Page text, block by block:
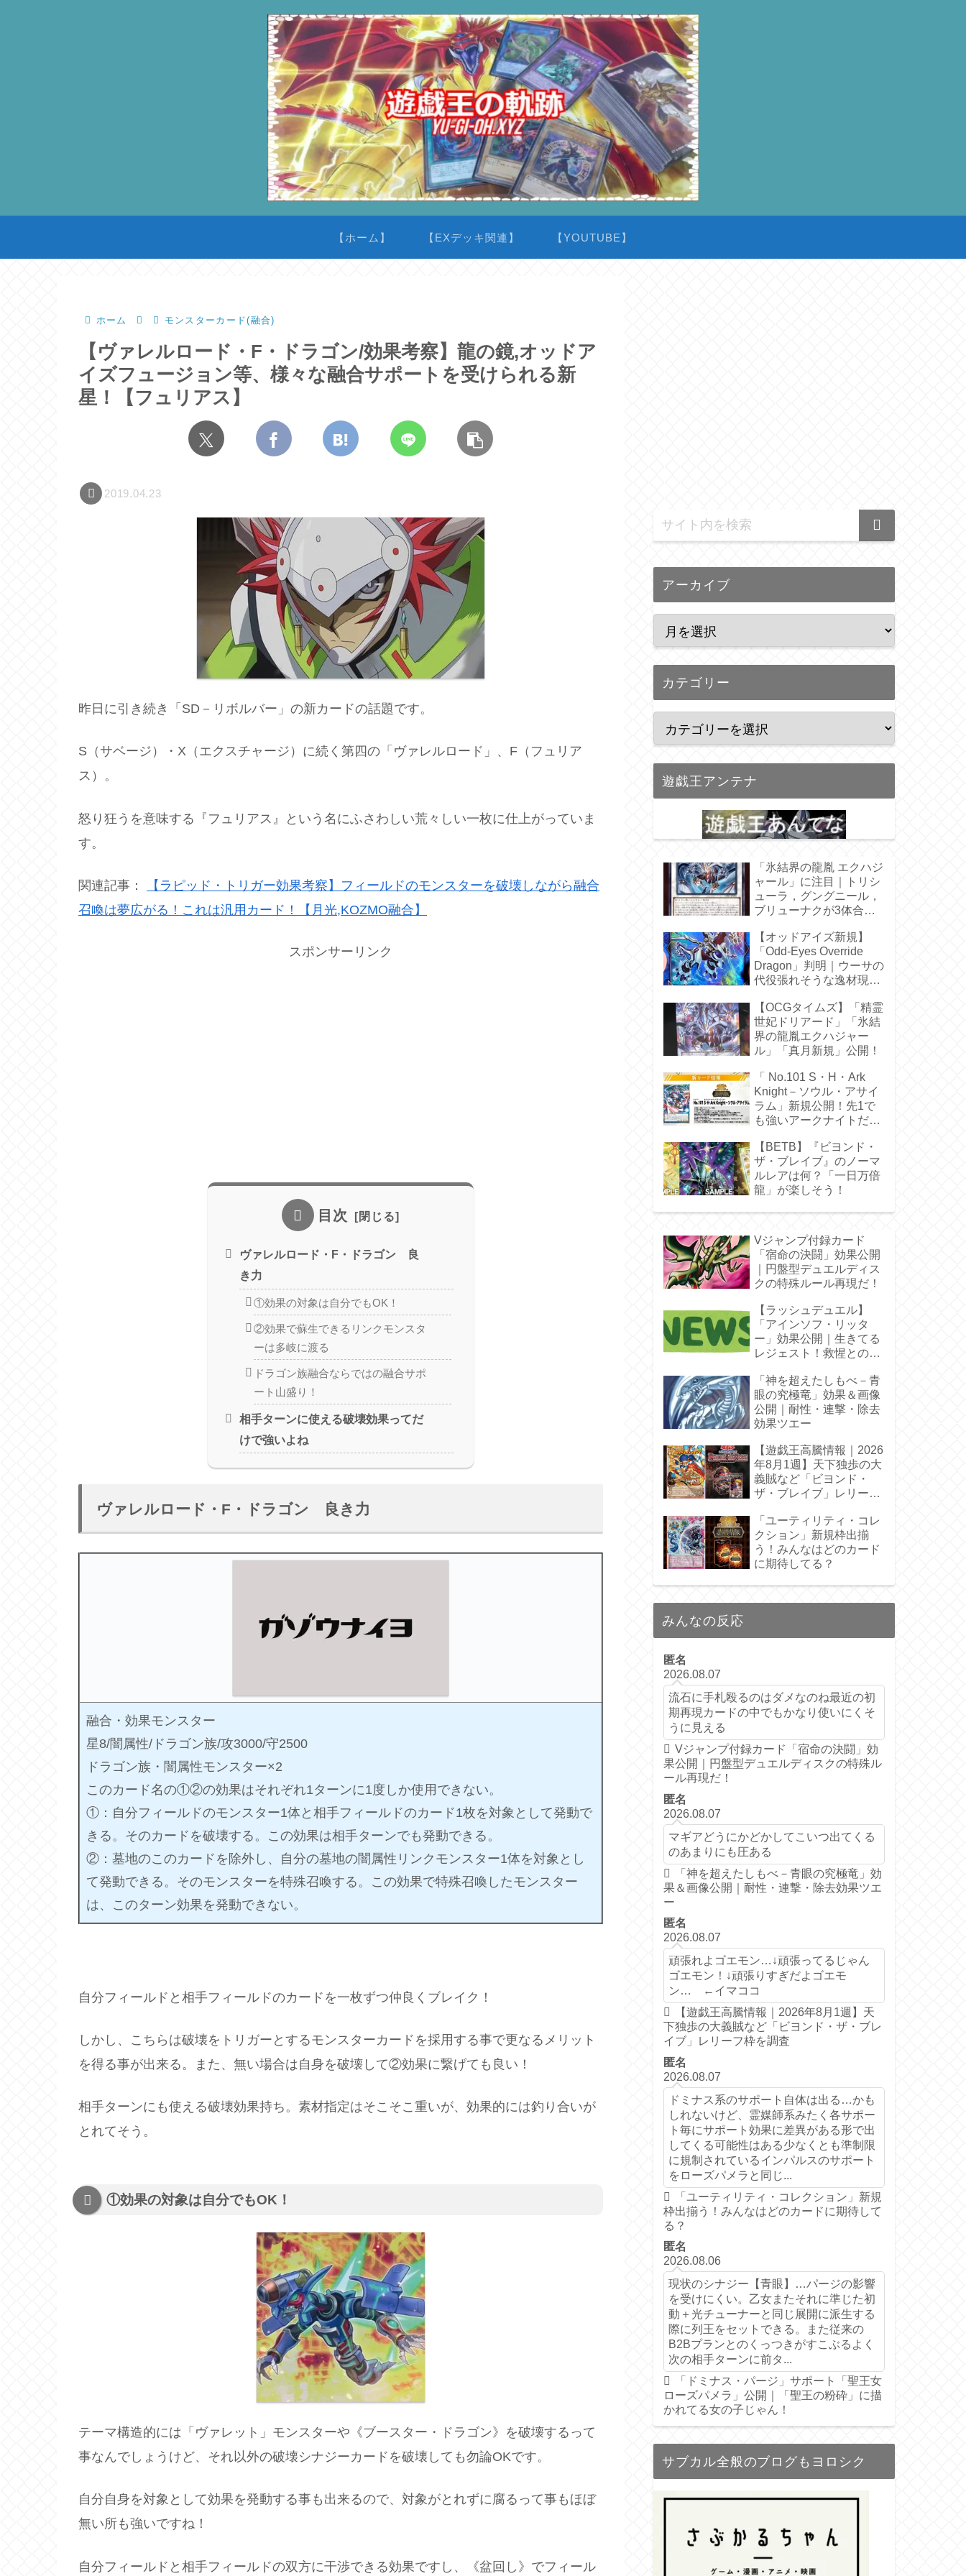
【ホーム】 【EXデッキ関連】 【YOUTUBE】
ホーム モンスターカード(融合)
【ヴァレルロード・F・ドラゴン/効果考察】龍の鏡,オッドア
イズフュージョン等、様々な融合サポートを受けられる新
星！【フュリアス】
2019.04.23
昨日に引き続き「SD－リボルバー」の新カードの話題です。
S（サベージ）・X（エクスチャージ）に続く第四の「ヴァレルロード」、F（フュリア
ス）。
怒り狂うを意味する『フュリアス』という名にふさわしい荒々しい一枚に仕上がっていま
す。
関連記事：
【ラピッド・トリガー効果考察】フィールドのモンスターを破壊しながら融合
召喚は夢広がる！これは汎用カード！【月光,KOZMO融合】
スポンサーリンク
目次
ヴァレルロード・F・ドラゴン 良
き力
①効果の対象は自分でもOK！
②効果で蘇生できるリンクモンスタ
ーは多岐に渡る
ドラゴン族融合ならではの融合サポ
ート山盛り！
相手ターンに使える破壊効果ってだ
けで強いよね
ヴァレルロード・F・ドラゴン 良き力
融合・効果モンスター
星8/闇属性/ドラゴン族/攻3000/守2500
ドラゴン族・闇属性モンスター×2
このカード名の①②の効果はそれぞれ1ターンに1度しか使用できない。
①：自分フィールドのモンスター1体と相手フィールドのカード1枚を対象として発動で
きる。そのカードを破壊する。この効果は相手ターンでも発動できる。
②：墓地のこのカードを除外し、自分の墓地の闇属性リンクモンスター1体を対象とし
て発動できる。そのモンスターを特殊召喚する。この効果で特殊召喚したモンスター
は、このターン効果を発動できない。
自分フィールドと相手フィールドのカードを一枚ずつ仲良くブレイク！
しかし、こちらは破壊をトリガーとするモンスターカードを採用する事で更なるメリット
を得る事が出来る。また、無い場合は自身を破壊して②効果に繋げても良い！
相手ターンにも使える破壊効果持ち。素材指定はそこそこ重いが、効果的には釣り合いが
とれてそう。
①効果の対象は自分でもOK！
テーマ構造的には「ヴァレット」モンスターや《ブースター・ドラゴン》を破壊するって
事なんでしょうけど、それ以外の破壊シナジーカードを破壊しても勿論OKです。
自分自身を対象として効果を発動する事も出来るので、対象がとれずに腐るって事もほぼ
無い所も強いですね！
自分フィールドと相手フィールドの双方に干渉できる効果ですし、《盆回し》でフィール
アーカイブ
カテゴリー
遊戯王アンテナ
「氷結界の龍胤 エクハジ
ャール」に注目｜トリシ
ューラ，グングニール，
ブリューナクが3体合
【オッドアイズ新規】
「Odd-Eyes Override
Dragon」判明｜ウーサの
代役張れそうな逸材現
【OCGタイムズ】「精霊
世妃ドリアード」「氷結
界の龍胤エクハジャー
ル」「真月新規」公開！
「 No.101 S・H・Ark
Knight－ソウル・アサイ
ラム」新規公開！先1で
も強いアークナイトだ
【BETB】『ビヨンド・
ザ・ブレイブ』のノーマ
ルレアは何？「一日万倍
龍」が楽しそう！
Vジャンプ付録カード
「宿命の決闘」効果公開
｜円盤型デュエルディス
クの特殊ルール再現だ！
【ラッシュデュエル】
「アインソフ・リッタ
ー」効果公開｜生きてる
レジェスト！救惺との相
「神を超えたしもべ－青
眼の究極竜」効果＆画像
公開｜耐性・連撃・除去
効果ツエー
【遊戯王高騰情報｜2026
年8月1週】天下独歩の大
義賊など「ビヨンド・
ザ・ブレイブ」レリーフ
「ユーティリティ・コレ
クション」新規枠出揃
う！みんなはどのカード
に期待してる？
みんなの反応
匿名
2026.08.07
流石に手札殴るのはダメなのね最近の初
期再現カードの中でもかなり使いにくそ
うに見える
Vジャンプ付録カード「宿命の決闘」効
果公開｜円盤型デュエルディスクの特殊ル
ール再現だ！
匿名
2026.08.07
マギアどうにかどかしてこいつ出てくる
のあまりにも圧ある
「神を超えたしもべ－青眼の究極竜」効
果＆画像公開｜耐性・連撃・除去効果ツエ
ー
匿名
2026.08.07
頑張れよゴエモン…↓頑張ってるじゃん
ゴエモン！↓頑張りすぎだよゴエモ
ン… ←イマココ
【遊戯王高騰情報｜2026年8月1週】天
下独歩の大義賊など「ビヨンド・ザ・ブレ
イブ」レリーフ枠を調査
匿名
2026.08.07
ドミナス系のサポート自体は出る…かも
しれないけど、霊媒師系みたく各サポー
ト毎にサポート効果に差異がある形で出
してくる可能性はある少なくとも準制限
に規制されているインパルスのサポート
をローズパメラと同じ...
「ユーティリティ・コレクション」新規
枠出揃う！みんなはどのカードに期待して
る？
匿名
2026.08.06
現状のシナジー【青眼】…パージの影響
を受けにくい。乙女またそれに準じた初
動＋光チューナーと同じ展開に派生する
際に列王をセットできる。また従来の
B2Bプランとのくっつきがすこぶるよく
次の相手ターンに前タ...
「ドミナス・パージ」サポート「聖王女
ローズパメラ」公開｜「聖王の粉砕」に描
かれてる女の子じゃん！
サブカル全般のブログもヨロシク